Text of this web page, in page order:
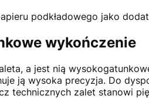
podkładowego jako
wykończenie
a jest nią
ją wysoka precyzja. Do
technicznych zalet stanowi